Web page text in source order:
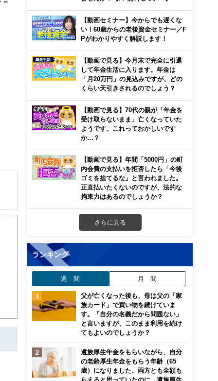
き
【動画セミナー】今からでも遅くな
い！60歳からの老後資金セミナー／F
Pがわかりやすく解説します！
【動画で見る】今月末で完全に引退
して年金生活に入ります。年金は
「月20万円」の見込みですが、どの
くらい天引きされるのでしょう？
【動画で見る】70代の親が「年金を
受け取らないまま」亡くなっていた
ようです。これっておかしいです
か…？
【動画で見る】年間「5000円」の町
内会費の支払いを拒否したら「今後
ゴミを捨てるな」と言われました。
正直払いたくないのですが、法的な
拘束力はあるのでしょうか？
さらに見る
ランキング
週 間 月 間
父が亡くなった後も、母は父の「家
族カード」で買い物を続けていま
す。「自分の名義だから問題ない」
と言いますが、このまま利用を続け
てもよいのでしょうか？
遺族厚生年金をもらいながら、自分
の老齢厚生年金をもらう年齢（65
歳）になりました。両方とも全額も
らえると思っていたのに、遺族厚生